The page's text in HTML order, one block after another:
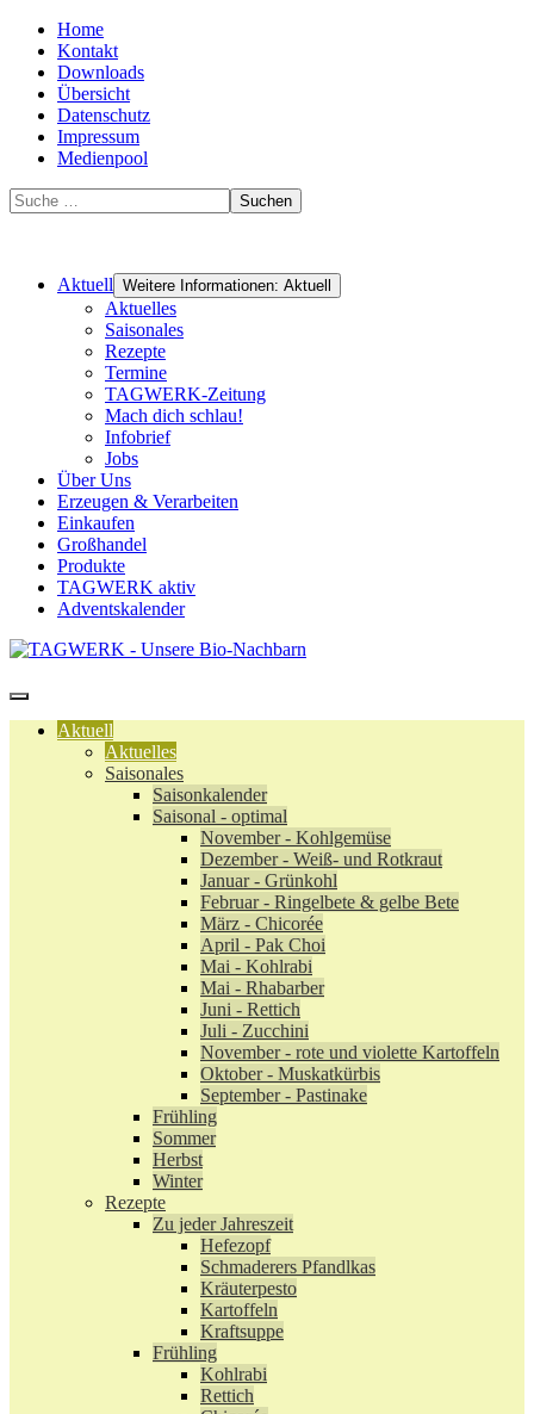
Home
Kontakt
Downloads
Übersicht
Datenschutz
Impressum
Medienpool
Suchen
Aktuell Weitere Informationen: Aktuell
Aktuelles
Saisonales
Rezepte
Termine
TAGWERK-Zeitung
Mach dich schlau!
Infobrief
Jobs
Über Uns
Erzeugen & Verarbeiten
Einkaufen
Großhandel
Produkte
TAGWERK aktiv
Adventskalender
Aktuell
Aktuelles
Saisonales
Saisonkalender
Saisonal - optimal
November - Kohlgemüse
Dezember - Weiß- und Rotkraut
Januar - Grünkohl
Februar - Ringelbete & gelbe Bete
März - Chicorée
April - Pak Choi
Mai - Kohlrabi
Mai - Rhabarber
Juni - Rettich
Juli - Zucchini
November - rote und violette Kartoffeln
Oktober - Muskatkürbis
September - Pastinake
Frühling
Sommer
Herbst
Winter
Rezepte
Zu jeder Jahreszeit
Hefezopf
Schmaderers Pfandlkas
Kräuterpesto
Kartoffeln
Kraftsuppe
Frühling
Kohlrabi
Rettich